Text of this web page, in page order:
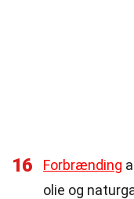
16 Forbrænding
olie og